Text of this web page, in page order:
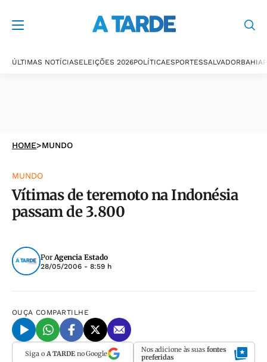
ÚLTIMAS NOTÍCIASELEIÇÕES 2026POLÍTICAESPORTESSALVADORBAHIA
HOME>MUNDO
MUNDO
Vítimas de teremoto na Indonésia
passam de 3.800
PorAgencia Estado
28/05/2006 - 8:59 h
OUÇA COMPARTILHE
Siga o A TARDEno Google Nos adicione às suas fontes
preferidas